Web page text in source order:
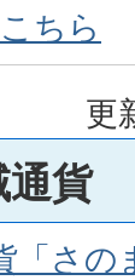
ちら
更
貨
「さの